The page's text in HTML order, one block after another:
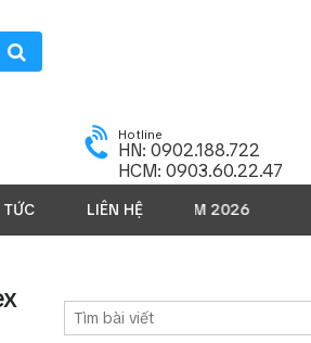
Hotline
HN: 0902.188.722
HCM: 0903.60.22.47
TỨC LIÊN HỆ SẢN PHẨM